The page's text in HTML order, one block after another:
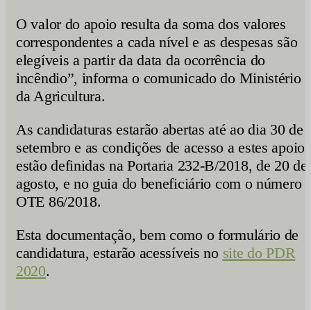
O valor do apoio resulta da soma dos valores
correspondentes a cada nível e as despesas são
elegíveis a partir da data da ocorrência do
incêndio”, informa o comunicado do Ministério
da Agricultura.
As candidaturas estarão abertas até ao dia 30 de
setembro e as condições de acesso a estes apoios
estão definidas na Portaria 232-B/2018, de 20 de
agosto, e no guia do beneficiário com o número
OTE 86/2018.
Esta documentação, bem como o formulário de
candidatura, estarão acessíveis no site do PDR
2020.